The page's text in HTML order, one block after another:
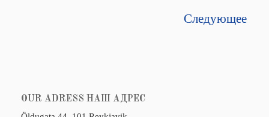
Следующее
OUR ADRESS НАШ АДРЕС